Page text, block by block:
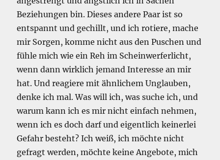
Beziehungen bin. Dieses andere Paar ist so
entspannt und gechillt, und ich rotiere, mache
mir Sorgen, komme nicht aus den Puschen und
fühle mich wie ein Reh im Scheinwerferlicht,
wenn dann wirklich jemand Interesse an mir
hat. Und reagiere mit ähnlichem Unglauben,
denke ich mal. Was will ich, was suche ich, und
warum kann ich es mir nicht einfach nehmen,
wenn ich es doch darf und eigentlich keinerlei
Gefahr besteht? Ich weiß, ich möchte nicht
gefragt werden, möchte keine Angebote, mich